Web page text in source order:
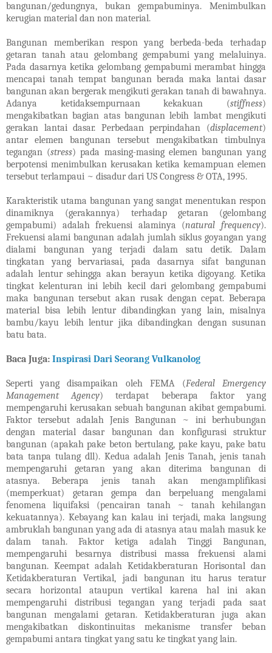
bangunan/gedungnya, bukan gempabuminya. Menimbulkan
kerugian material dan non material.
Bangunan memberikan respon yang berbeda-beda terhadap
getaran tanah atau gelombang gempabumi yang melaluinya.
Pada dasarnya ketika gelombang gempabumi merambat hingga
mencapai tanah tempat bangunan berada maka lantai dasar
bangunan akan bergerak mengikuti gerakan tanah di bawahnya.
Adanya ketidaksempurnaan kekakuan (stiffness)
mengakibatkan bagian atas bangunan lebih lambat mengikuti
gerakan lantai dasar. Perbedaan perpindahan (displacement)
antar elemen bangunan tersebut mengakibatkan timbulnya
tegangan (stress) pada masing-masing elemen bangunan yang
berpotensi menimbulkan kerusakan ketika kemampuan elemen
tersebut terlampaui ~ disadur dari US Congress & OTA, 1995.
Karakteristik utama bangunan yang sangat menentukan respon
dinamiknya (gerakannya) terhadap getaran (gelombang
gempabumi) adalah frekuensi alaminya (natural frequency).
Frekuensi alami bangunan adalah jumlah siklus goyangan yang
dialami bangunan yang terjadi dalam satu detik. Dalam
tingkatan yang bervariasai, pada dasarnya sifat bangunan
adalah lentur sehingga akan berayun ketika digoyang. Ketika
tingkat kelenturan ini lebih kecil dari gelombang gempabumi
maka bangunan tersebut akan rusak dengan cepat. Beberapa
material bisa lebih lentur dibandingkan yang lain, misalnya
bambu/kayu lebih lentur jika dibandingkan dengan susunan
batu bata.
Baca Juga: Inspirasi Dari Seorang Vulkanolog
Seperti yang disampaikan oleh FEMA (Federal Emergency
Management Agency) terdapat beberapa faktor yang
mempengaruhi kerusakan sebuah bangunan akibat gempabumi.
Faktor tersebut adalah Jenis Bangunan ~ ini berhubungan
dengan material dasar bangunan dan konfigurasi struktur
bangunan (apakah pake beton bertulang, pake kayu, pake batu
bata tanpa tulang dll). Kedua adalah Jenis Tanah, jenis tanah
mempengaruhi getaran yang akan diterima bangunan di
atasnya. Beberapa jenis tanah akan mengamplifikasi
(memperkuat) getaran gempa dan berpeluang mengalami
fenomena liquifaksi (pencairan tanah ~ tanah kehilangan
kekuatannya). Kebayang kan kalau ini terjadi, maka langsung
ambruklah bangunan yang ada di atasnya atau malah masuk ke
dalam tanah. Faktor ketiga adalah Tinggi Bangunan,
mempengaruhi besarnya distribusi massa frekuensi alami
bangunan. Keempat adalah Ketidakberaturan Horisontal dan
Ketidakberaturan Vertikal, jadi bangunan itu harus teratur
secara horizontal ataupun vertikal karena hal ini akan
mempengaruhi distribusi tegangan yang terjadi pada saat
bangunan mengalami getaran. Ketidakberaturan juga akan
mengakibatkan diskontinuitas mekanisme transfer beban
gempabumi antara tingkat yang satu ke tingkat yang lain.